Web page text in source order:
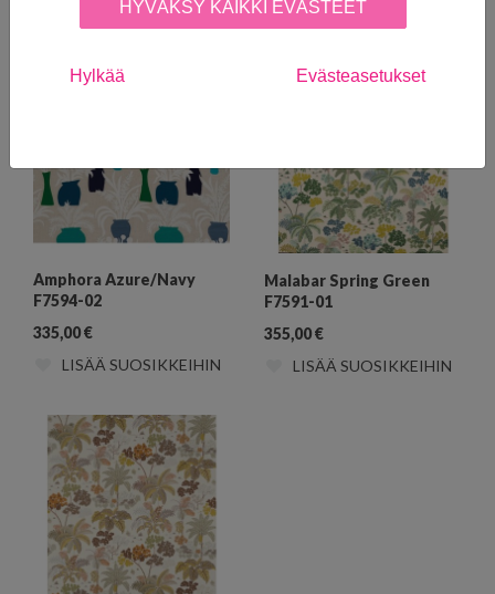
LISÄÄ SUOSIKKEIHIN
Amphora Azure/Navy
F7594-02
335,00€
LISÄÄ SUOSIKKEIHIN
Malabar Spring Green
F7591-01
355,00€
LISÄÄ SUOSIKKEIHIN
HYVÄKSY KAIKKI EVÄSTEET
Hylkää Evästeasetukset